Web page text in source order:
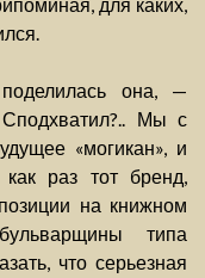
для каких,
она, —
Сподхватил?.. Мы с
«могикан», и
раз тот бренд,
на книжном
типа
что серьезная